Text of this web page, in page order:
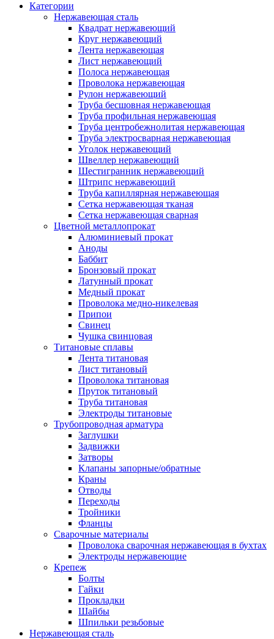
Категории
Нержавеющая сталь
Квадрат нержавеющий
Круг нержавеющий
Лента нержавеющая
Лист нержавеющий
Полоса нержавеющая
Проволока нержавеющая
Рулон нержавеющий
Труба бесшовная нержавеющая
Труба профильная нержавеющая
Труба центробежнолитая нержавеющая
Труба электросварная нержавеющая
Уголок нержавеющий
Швеллер нержавеющий
Шестигранник нержавеющий
Штрипс нержавеющий
Труба капиллярная нержавеющая
Сетка нержавеющая тканая
Сетка нержавеющая сварная
Цветной металлопрокат
Алюминиевый прокат
Аноды
Баббит
Бронзовый прокат
Латунный прокат
Медный прокат
Проволока медно-никелевая
Припои
Свинец
Чушка свинцовая
Титановые сплавы
Лента титановая
Лист титановый
Проволока титановая
Пруток титановый
Труба титановая
Электроды титановые
Трубопроводная арматура
Заглушки
Задвижки
Затворы
Клапаны запорные/обратные
Краны
Отводы
Переходы
Тройники
Фланцы
Сварочные материалы
Проволока сварочная нержавеющая в бухтах
Электроды нержавеющие
Крепеж
Болты
Гайки
Прокладки
Шайбы
Шпильки резьбовые
Нержавеющая сталь